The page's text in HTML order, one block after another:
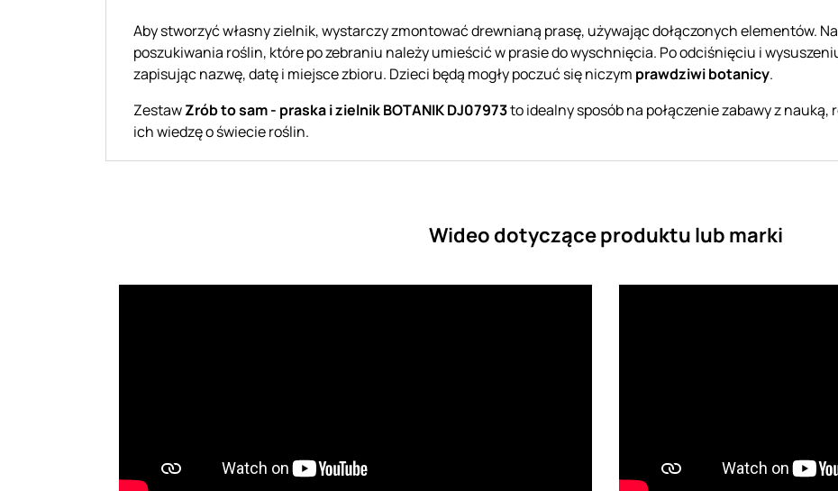
Aby stworzyć własny zielnik, wystarczy zmontować drewnianą prasę, używając dołączonych elementów.
poszukiwania roślin, które po zebraniu należy umieścić w prasie do wyschnięcia. Po odciśnięciu i
zapisując nazwę, datę i miejsce zbioru. Dzieci będą mogły poczuć się niczym prawdziwi botanicy.
ZestawZrób to sam - praska i zielnik BOTANIK DJ07973to idealny sposób na połączenie zabawy z
ich wiedzę o świecie roślin.
Wideo dotyczące produktu lub marki